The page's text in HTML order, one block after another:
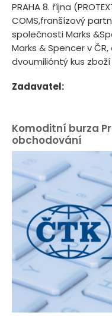
PRAHA 8. října
COMS,franšízový
společnosti Marks
Marks & Spencer v
dvoumilióntý kus zboží
Zadavatel:
Komoditní burza
obchodování